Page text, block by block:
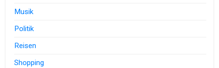
Musik
Politik
Reisen
Shopping